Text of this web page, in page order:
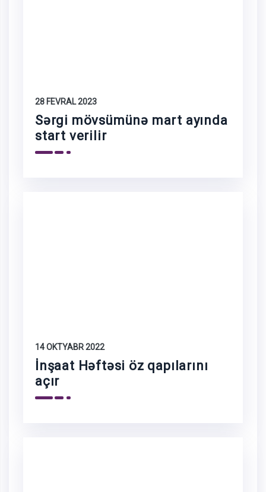
28 FEVRAL 2023
Sərgi mövsümünə mart ayında
start verilir
14 OKTYABR 2022
İnşaat Həftəsi öz qapılarını
açır